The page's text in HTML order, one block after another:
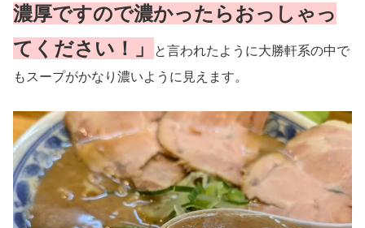
濃厚ですので濃かったらおっしゃっ
てください！」
と言われたように大勝軒系の中で
もスープがかなり濃いように見えます。